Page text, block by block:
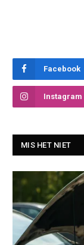
Facebook
Instagram
MIS HET NIET